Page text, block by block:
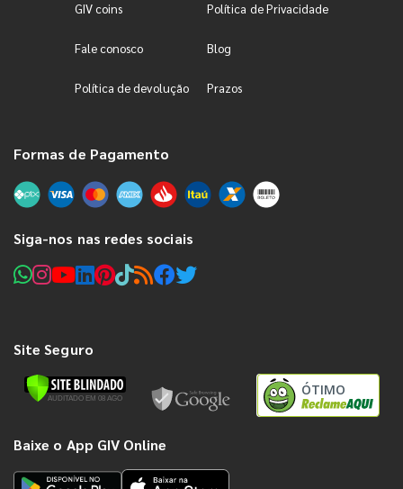
GIV coins Política de Privacidade
Fale conosco Blog
Política de devolução Prazos
Formas de Pagamento
Siga-nos nas redes sociais
Site Seguro
ÓTIMO
Baixe o App GIV Online